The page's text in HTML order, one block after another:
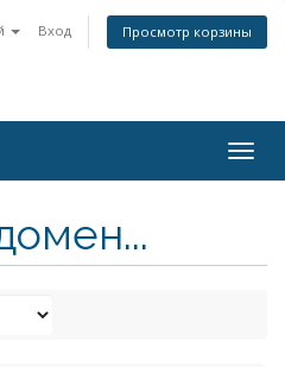
Вход Просмотр корзины